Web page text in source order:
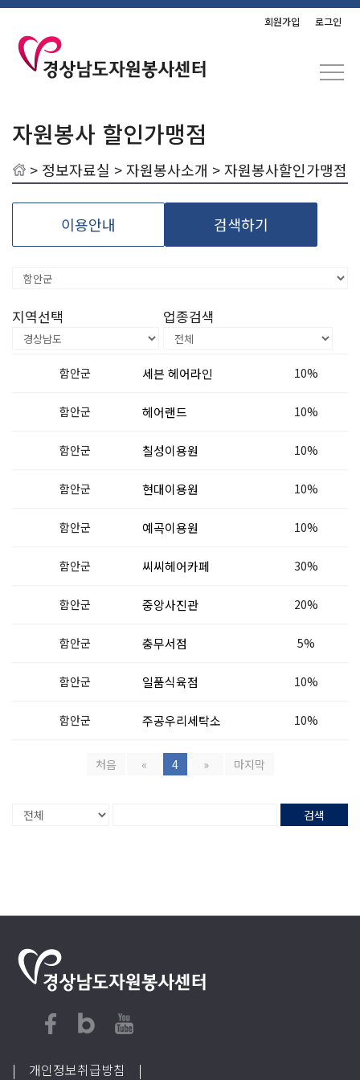
회원가입 로그인
자원봉사 할인가맹점
> 정보자료실 >자원봉사소개 > 자원봉사할인가맹점
이용안내 검색하기
지역선택 업종검색
함안군 세븐 헤어라인 10%
함안군 헤어랜드 10%
함안군 칠성이용원 10%
함안군 현대이용원 10%
함안군 예곡이용원 10%
함안군 씨씨헤어카페 30%
함안군 중앙사진관 20%
함안군 충무서점 5%
함안군 일품식육점 10%
함안군 주공우리세탁소 10%
처음 « 4 » 마지막
검색
| 개인정보취급방침 |